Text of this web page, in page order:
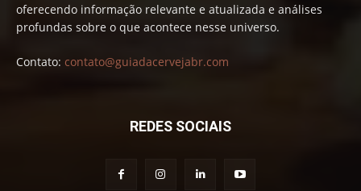
oferecendo informação relevante e atualizada e análises
profundas sobre o que acontece nesse universo.
Contato: contato@guiadacervejabr.com
REDES SOCIAIS